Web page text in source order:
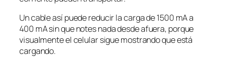
Un cable así puede reducir la carga de 1500 mA a
400 mA sin que notes nada desde afuera, porque
visualmente el celular sigue mostrando que está
cargando.